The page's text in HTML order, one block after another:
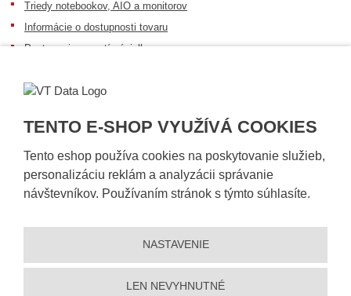
TENTO E-SHOP VYUŽÍVÁ COOKIES
Tento eshop používa cookies na poskytovanie služieb,
personalizáciu reklám a analyzácii správanie
návštevníkov. Používaním stránok s týmto súhlasíte.
NASTAVENIE
LEN NEVYHNUTNÉ
Triedy notebookov, AIO a monitorov
Informácie o dostupnosti tovaru
Postup pri prevzatí zásielky
Sledovanie zásielok
Vyhlásenie o prístupnosti |Ochrana osobných údajov |Mapa stránky |